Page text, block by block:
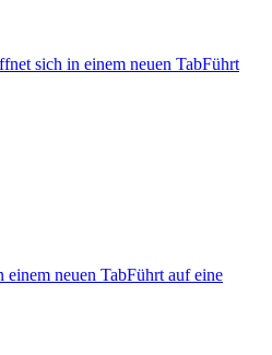
sich in einem neuen TabFührt
einem neuen TabFührt auf eine